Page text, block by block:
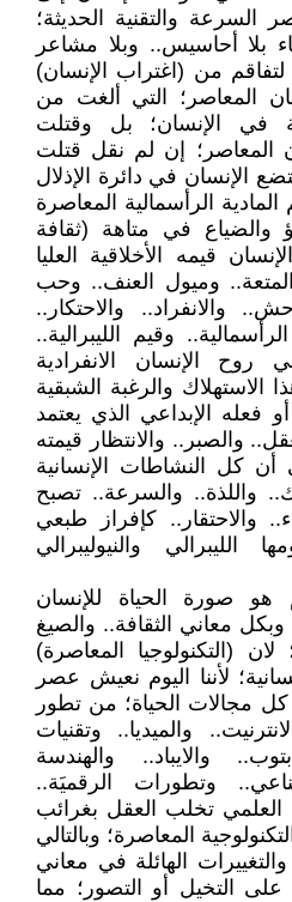
والتقنية الحديثة؛
بلا أحاسيس.. وبلا مشاعر
لتفاقم من (اغتراب الإنسان)
المعاصر؛ التي ألغت من
في الإنسان؛ بل وقتلت
المعاصر؛ إن لم نقل قتلت
الإنسان في دائرة الإذلال
المادية الرأسمالية المعاصرة
والضياع في متاهة (ثقافة
قيمه الأخلاقية العليا
وميول العنف.. وحب
والانفراد.. والاحتكار..
وقيم الليبرالية..
روح الإنسان الانفرادية
الاستهلاك والرغبة الشبقية
فعله الإبداعي الذي يعتمد
والصبر.. والانتظار قيمته
أن كل النشاطات الإنسانية
واللذة.. والسرعة.. تصبح
والاحتقار.. كإفراز طبعي
الليبرالي والنيوليبرالي
هو صورة الحياة للإنسان
معاني الثقافة.. والصيغ
لان (التكنولوجيا المعاصرة)
لأننا اليوم نعيش عصر
كل مجالات الحياة؛ من تطور
والميديا.. وتقنيات
والايباد.. والهندسة
وتطورات الرقميَة..
العلمي تخلب العقل بغرائب
المعاصرة؛ وبالتالي
الهائلة في معاني
على التخيل أو التصور؛ مما